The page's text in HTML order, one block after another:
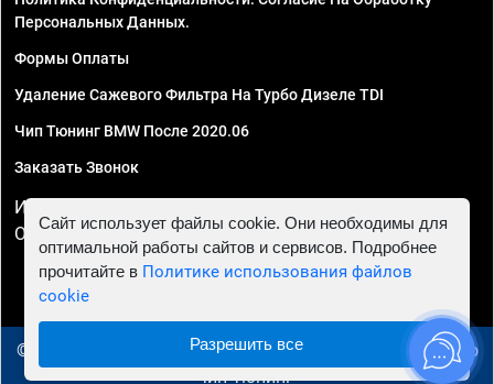
Персональных Данных.
Формы Оплаты
Удаление Сажевого Фильтра На Турбо Дизеле TDI
Чип Тюнинг BMW После 2020.06
Заказать Звонок
ИП Смирнов Георгий Павлович. ИНН 781302555843,
ОГРНИП 324470400032610
© 2010 - 2026 Чип тюнинг в Иваново - Автосервис "Евро
Чип Тюнинг"
Сайт использует файлы cookie. Они необходимы для
оптимальной работы сайтов и сервисов. Подробнее
прочитайте в Политике использования файлов
cookie
Разрешить все